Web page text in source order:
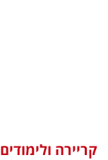
וצרכנות
קריירה ולימודים